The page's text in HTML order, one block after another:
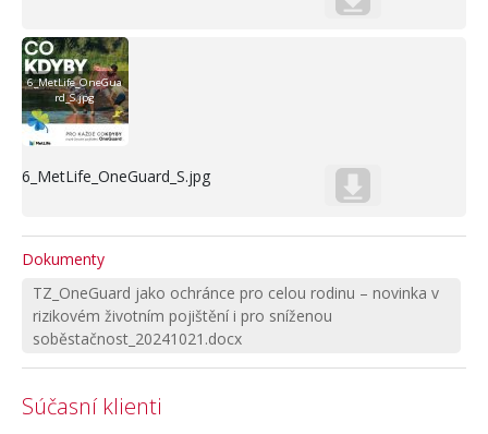
6_MetLife_OneGua
rd_S.jpg
6_MetLife_OneGuard_S.jpg
Dokumenty
TZ_OneGuard jako ochránce pro celou rodinu – novinka v
rizikovém životním pojištění i pro sníženou
soběstačnost_20241021.docx
Súčasní klienti